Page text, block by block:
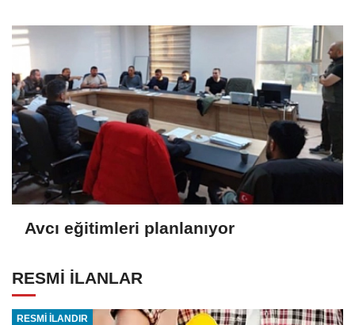
Avcı eğitimleri planlanıyor
RESMİ İLANLAR
RESMİ İLANDIR